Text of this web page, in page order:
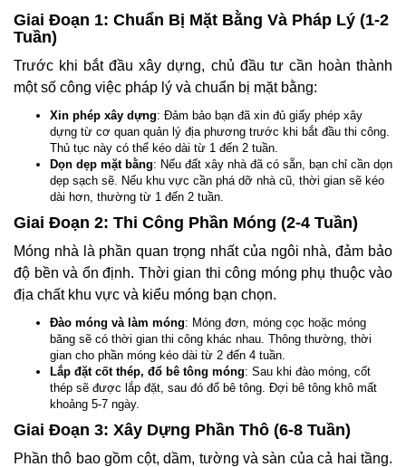
Giai Đoạn 1: Chuẩn Bị Mặt Bằng Và Pháp Lý (1-2
Tuần)
Trước khi bắt đầu xây dựng, chủ đầu tư cần hoàn thành
một số công việc pháp lý và chuẩn bị mặt bằng:
Xin phép xây dựng: Đảm bảo bạn đã xin đủ giấy phép xây
dựng từ cơ quan quản lý địa phương trước khi bắt đầu thi công.
Thủ tục này có thể kéo dài từ 1 đến 2 tuần.
Dọn dẹp mặt bằng: Nếu đất xây nhà đã có sẵn, bạn chỉ cần dọn
dẹp sạch sẽ. Nếu khu vực cần phá dỡ nhà cũ, thời gian sẽ kéo
dài hơn, thường từ 1 đến 2 tuần.
Giai Đoạn 2: Thi Công Phần Móng (2-4 Tuần)
Móng nhà là phần quan trọng nhất của ngôi nhà, đảm bảo
độ bền và ổn định. Thời gian thi công móng phụ thuộc vào
địa chất khu vực và kiểu móng bạn chọn.
Đào móng và làm móng: Móng đơn, móng cọc hoặc móng
băng sẽ có thời gian thi công khác nhau. Thông thường, thời
gian cho phần móng kéo dài từ 2 đến 4 tuần.
Lắp đặt cốt thép, đổ bê tông móng: Sau khi đào móng, cốt
thép sẽ được lắp đặt, sau đó đổ bê tông. Đợi bê tông khô mất
khoảng 5-7 ngày.
Giai Đoạn 3: Xây Dựng Phần Thô (6-8 Tuần)
Phần thô bao gồm cột, dầm, tường và sàn của cả hai tầng.